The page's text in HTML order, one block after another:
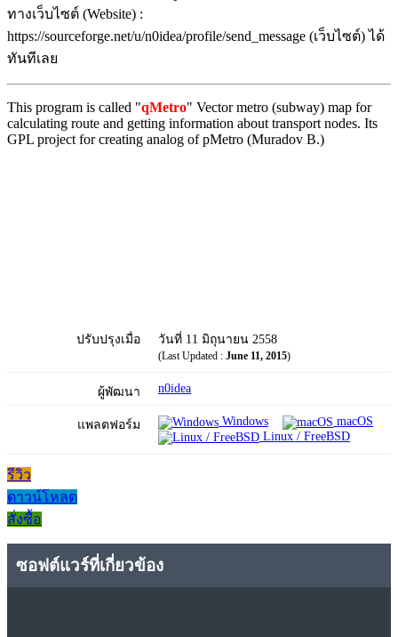
ทางเว็บไซต์ (Website) :
https://sourceforge.net/u/n0idea/profile/send_message (เว็บไซต์) ได้
ทันทีเลย
This program is called "qMetro" Vector metro (subway) map for
calculating route and getting information about transport nodes. Its
GPL project for creating analog of pMetro (Muradov B.)
ปรับปรุงเมื่อ วันที่ 11 มิถุนายน 2558
(Last Updated : June 11, 2015)
ผู้พัฒนา n0idea
แพลตฟอร์ม Windows
macOS
Linux / FreeBSD
รีวิว
ดาวน์โหลด
สั่งซื้อ
ซอฟต์แวร์ที่เกี่ยวข้อง